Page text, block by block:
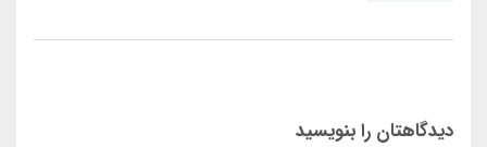
دیدگاهتان را بنویسید